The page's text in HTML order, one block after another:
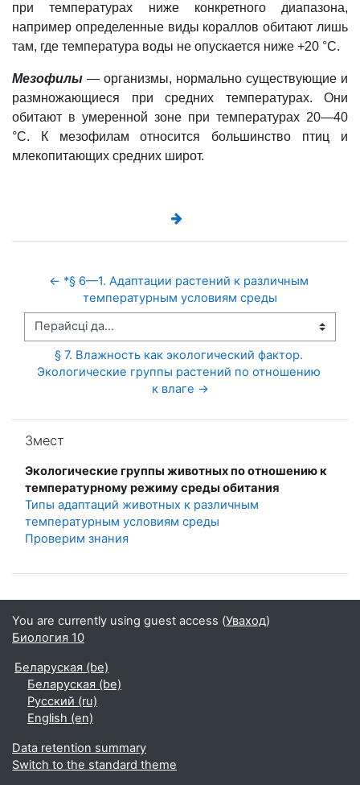
при температурах ниже конкретного диапазона,
например определенные виды кораллов обитают лишь
там, где температура воды не опускается ниже +20 °C.
Мезофилы — организмы, нормально существующие и
размножающиеся при средних температурах. Они
обитают в умеренной зоне при температурах 20—40
°C. К мезофилам относится большинство птиц и
млекопитающих средних широт.
← *§ 6—1. Адаптации растений к различным
температурным условиям среды
Перайсці да...
§ 7. Влажность как экологический фактор.
Экологические группы растений по отношению
к влаге →
Змест
Экологические группы животных по отношению к
температурному режиму среды обитания
Типы адаптаций животных к различным
температурным условиям среды
Проверим знания
You are currently using guest access (Уваход)
Биология 10
Беларуская ‎(be)‎
Беларуская ‎(be)‎
Русский ‎(ru)‎
English ‎(en)‎
Data retention summary
Switch to the standard theme